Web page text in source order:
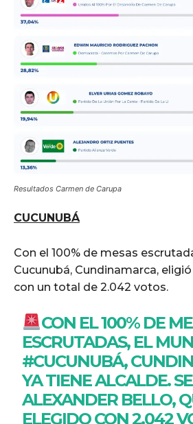
Resultados Carmen de Carupa
CUCUNUBÁ
Con el 100% de mesas
Cucunubá, Cundinamarca,
con un total de 2.042 votos.
CON EL 100% DE
ESCRUTADAS, EL
#CUCUNUBÁ,
YA TIENE ALCALDE.
ALEXANDER BELLO,
ELEGIDO CON 2.042